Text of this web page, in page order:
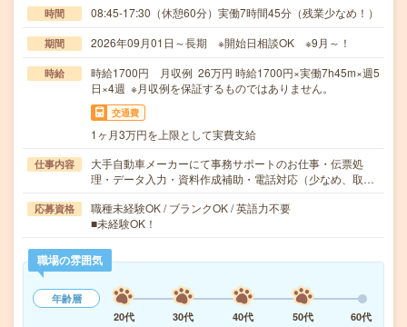
時間 08:45-17:30（休憩60分）実働7時間45分（残業少なめ！）
期間 2026年09月01日～長期 ※開始日相談OK ※9月～！
時給
時給1700円 月収例 26万円 時給1700円×実働7h45m×週5
日×4週 ※月収例を保証するものではありません。
交通費
1ヶ月3万円を上限として実費支給
仕事内容
大手自動車メーカーにて事務サポートのお仕事・伝票処
理・データ入力・資料作成補助・電話対応（少なめ、取…
応募資格
職種未経験OK / ブランクOK / 英語力不要
■未経験OK！
職場の雰囲気
年齢層
20代
30代 40代 50代
60代